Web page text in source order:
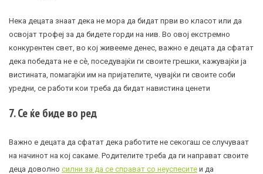
Нека децата знаат дека не мора да бидат први во класот или да
освојат трофеј за да бидете горди на нив. Во овој екстремно
конкурентен свет, во кој живееме денес, важно е децата да сфатат
дека победата не е сè, поседувајќи ги своите грешки, кажувајќи ја
вистината, помагајќи им на пријателите, чувајќи ги своите соби
уредни, се работи кои треба да бидат навистина ценети
7. Се ќе биде во ред
Важно е децата да сфатат дека работите не секогаш се случуваат
на начинот на кој сакаме. Родителите треба да ги направат своите
деца доволно силни за да се справат со неуспесите и да